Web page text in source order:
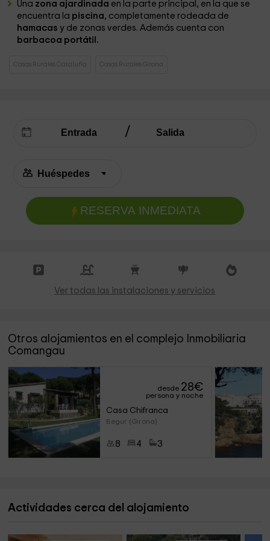
Una zona ajardinada en la parte principal, en la que se
encuentra la piscina, completamente rodeada de
hamacasy de zonas verdes. Además cuenta con
barbacoa portátil.
Casas Rurales Cataluña Casas Rurales Girona
RESERVA INMEDIATA
Ver todas las instalaciones y servicios
Otros alojamientos en el complejo Inmobiliaria
Comangau
desde 28€
persona y noche
Casa Chifranca
Begur (Girona)
8 4 3
Actividades cerca del alojamiento